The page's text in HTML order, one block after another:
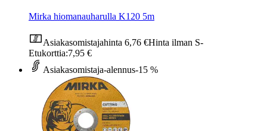
Mirka hiomanauharulla K120 5m
Asiakasomistajahinta 6,76 €Hinta ilman S-
Etukorttia:7,95 €
Asiakasomistaja-alennus-15 %